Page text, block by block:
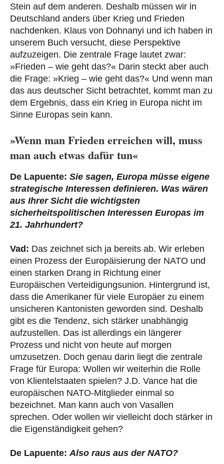
Stein auf dem anderen. Deshalb müssen wir in
Deutschland anders über Krieg und Frieden
nachdenken. Klaus von Dohnanyi und ich haben in
unserem Buch versucht, diese Perspektive
aufzuzeigen. Die zentrale Frage lautet zwar:
»Frieden – wie geht das?« Darin steckt aber auch
die Frage: »Krieg – wie geht das?« Und wenn man
das aus deutscher Sicht betrachtet, kommt man zu
dem Ergebnis, dass ein Krieg in Europa nicht im
Sinne Europas sein kann.
»Wenn man Frieden erreichen will, muss
man auch etwas dafür tun«
De Lapuente: Sie sagen, Europa müsse eigene
strategische Interessen definieren. Was wären
aus Ihrer Sicht die wichtigsten
sicherheitspolitischen Interessen Europas im
21. Jahrhundert?
Vad: Das zeichnet sich ja bereits ab. Wir erleben
einen Prozess der Europäisierung der NATO und
einen starken Drang in Richtung einer
Europäischen Verteidigungsunion. Hintergrund ist,
dass die Amerikaner für viele Europäer zu einem
unsicheren Kantonisten geworden sind. Deshalb
gibt es die Tendenz, sich stärker unabhängig
aufzustellen. Das ist allerdings ein längerer
Prozess und nicht von heute auf morgen
umzusetzen. Doch genau darin liegt die zentrale
Frage für Europa: Wollen wir weiterhin die Rolle
von Klientelstaaten spielen? J.D. Vance hat die
europäischen NATO-Mitglieder einmal so
bezeichnet. Man kann auch von Vasallen
sprechen. Oder wollen wir vielleicht doch stärker in
die Eigenständigkeit gehen?
De Lapuente:Also raus aus der NATO?